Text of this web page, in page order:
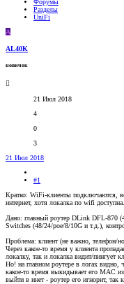
Разделы
UniFi
A
AL40K
новичок
21 Июл 2018
4
0
3
21 Июл 2018
#1
Кратко: WiFi-клиенты подключаются,
интернет, хотя локалка по wifi доступна.
Дано: главный роутер DLink DFL-870
Switches (48/24/poe/8/10G и т.д.),
Проблема: клиент (не важно, телефон/
Через какое-то время у клиента
локалку, так и локалка видит/пингует
Но! на главном роутере в логах видно,
какое-то время выкидывает его MAC
выйти в инет - роутер его игнорит, так